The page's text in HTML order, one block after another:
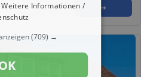
★ ➦ ➜
Weitere Informationen /
(709) →